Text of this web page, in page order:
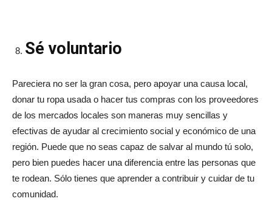
Sé voluntario
Pareciera no ser la gran cosa, pero apoyar una causa local,
donar tu ropa usada o hacer tus compras con los proveedores
de los mercados locales son maneras muy sencillas y
efectivas de ayudar al crecimiento social y económico de una
región. Puede que no seas capaz de salvar al mundo tú solo,
pero bien puedes hacer una diferencia entre las personas que
te rodean. Sólo tienes que aprender a contribuir y cuidar de tu
comunidad.